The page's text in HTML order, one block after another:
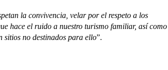
la convivencia, velar por el respeto a los
hace el ruido a nuestro turismo familiar, así como
sitios no destinados para ello”.